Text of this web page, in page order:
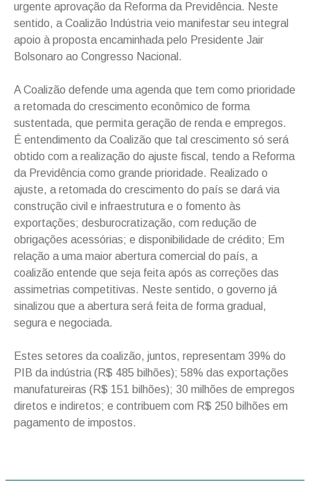
urgente aprovação da Reforma da Previdência. Neste
sentido, a Coalizão Indústria veio manifestar seu integral
apoio à proposta encaminhada pelo Presidente Jair
Bolsonaro ao Congresso Nacional.
A Coalizão defende uma agenda que tem como prioridade
a retomada do crescimento econômico de forma
sustentada, que permita geração de renda e empregos.
É entendimento da Coalizão que tal crescimento só será
obtido com a realização do ajuste fiscal, tendo a Reforma
da Previdência como grande prioridade. Realizado o
ajuste, a retomada do crescimento do país se dará via
construção civil e infraestrutura e o fomento às
exportações; desburocratização, com redução de
obrigações acessórias; e disponibilidade de crédito; Em
relação a uma maior abertura comercial do país, a
coalizão entende que seja feita após as correções das
assimetrias competitivas. Neste sentido, o governo já
sinalizou que a abertura será feita de forma gradual,
segura e negociada.
Estes setores da coalizão, juntos, representam 39% do
PIB da indústria (R$ 485 bilhões); 58% das exportações
manufatureiras (R$ 151 bilhões); 30 milhões de empregos
diretos e indiretos; e contribuem com R$ 250 bilhões em
pagamento de impostos.